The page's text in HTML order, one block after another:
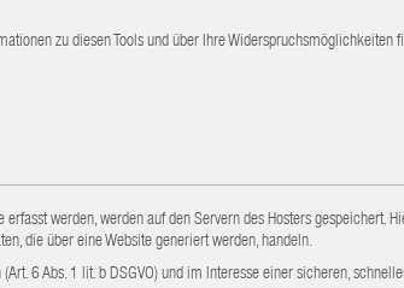
zu diesen Tools und über Ihre Widerspruchsmöglichkeiten
werden, werden auf den Servern des Hosters gespeichert.
die über eine Website generiert werden, handeln.
6 Abs. 1 lit. b DSGVO) und im Interesse einer sicheren,